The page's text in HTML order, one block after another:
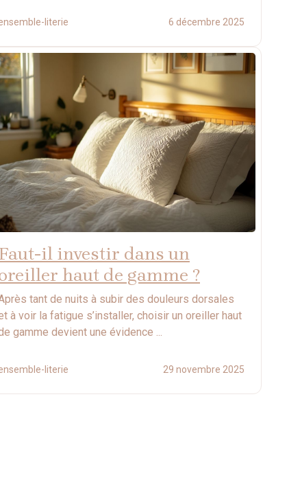
literie 6 décembre 2025
Faut-il investir dans un
haut de gamme ?
tant de nuits à subir des douleurs dorsales
à voir la fatigue s’installer, choisir un oreiller haut
gamme devient une évidence ...
literie 29 novembre 2025